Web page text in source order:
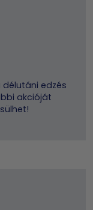
edzés
akcióját